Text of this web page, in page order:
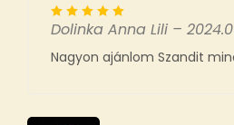
Dolinka Anna Lili –
Nagyon ajánlom Szandit